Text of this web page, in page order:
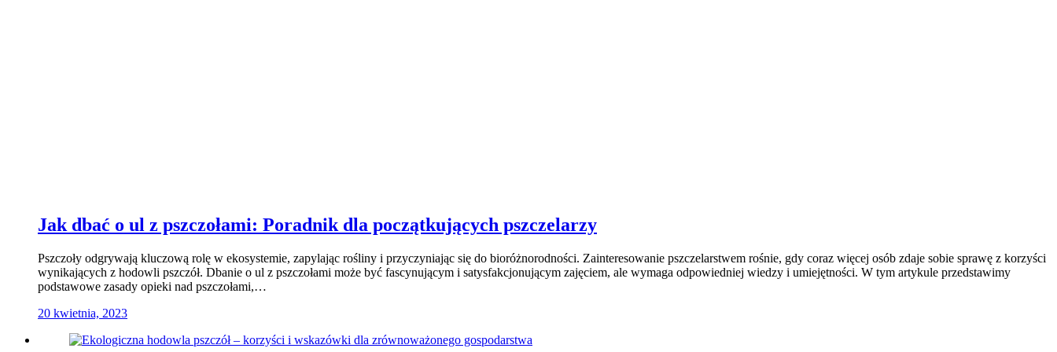
Jak dbać o ul z pszczołami: Poradnik dla początkujących pszczelarzy
Pszczoły odgrywają kluczową rolę w ekosystemie, zapylając rośliny i przyczyniając się do bioróżnorodności. Zainteresowanie pszczelarstwem rośnie, gdy coraz więcej osób zdaje sobie sprawę z korzyści
wynikających z hodowli pszczół. Dbanie o ul z pszczołami może być fascynującym i satysfakcjonującym zajęciem, ale wymaga odpowiedniej wiedzy i umiejętności. W tym artykule przedstawimy
podstawowe zasady opieki nad pszczołami,…
20 kwietnia, 2023